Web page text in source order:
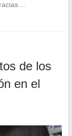
de los
en el